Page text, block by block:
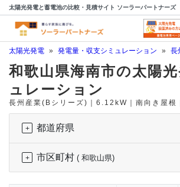
太陽光発電と蓄電池の比較・見積サイト ソーラーパートナーズ
太陽光発電 » 発電量・収支シミュレーション » 長
和歌山県海南市の太陽光
ュレーション
長州産業(Bシリーズ)｜6.12kW｜南向き屋根
都道府県
市区町村 ( 和歌山県)